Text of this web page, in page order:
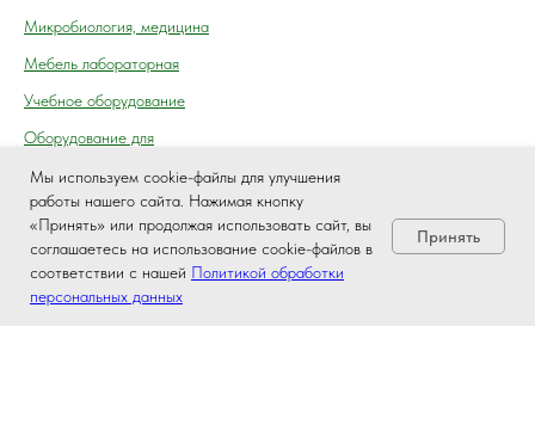
Мы используем cookie-файлы для улучшения
работы нашего сайта. Нажимая кнопку
«Принять» или продолжая использовать сайт, вы
соглашаетесь на использование cookie-файлов в
соответствии с нашей Политикой обработки
персональных данных
Принять
Микробиология, медицина
Мебель лабораторная
Учебное оборудование
Оборудование для
осмотра (контроля) ГАИ